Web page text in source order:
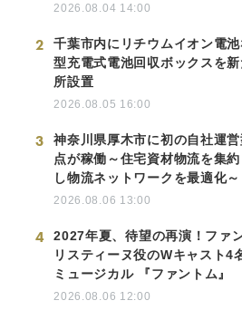
2026.08.04 14:00
2
千葉市内にリチウムイオン電
型充電式電池回収ボックスを
所設置
2026.08.05 16:00
3
神奈川県厚木市に初の自社運
点が稼働～住宅資材物流を集
し物流ネットワークを最適化～
2026.08.06 13:00
4
2027年夏、待望の再演！ファ
リスティーヌ役のWキャスト4
ミュージカル 『ファントム』
2026.08.06 12:00